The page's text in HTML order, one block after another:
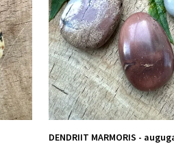
DENDRIIT MARMORIS -